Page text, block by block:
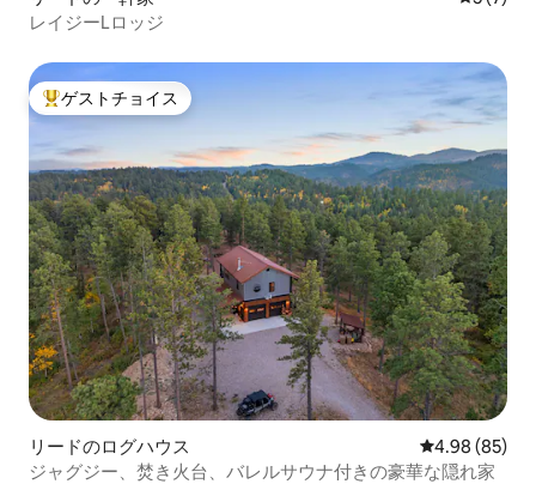
レイジーLロッジ
大好評のゲストチョイスです。
ゲストチョイス
リードのログハウス レビュー85
4.98 (85)
ジャグジー、焚き火台、バレルサウナ付きの豪華な隠れ家